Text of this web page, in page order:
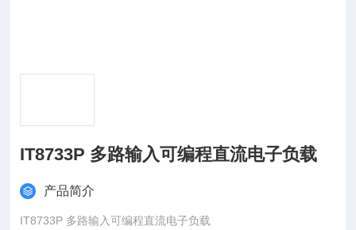
IT8733P 多路输入可编程直流电子负载
产品简介
IT8733P 多路输入可编程直流电子负载